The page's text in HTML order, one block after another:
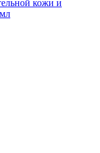
кожи и